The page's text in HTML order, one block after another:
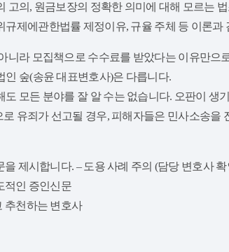
고의, 원금보장의 정확한 의미에 대해 모르는
규제에관한법률 제정이유, 규율 주체 등 이론
니라 모집책으로 수수료를 받았다는 이유만으
인 숲(송윤 대표변호사)은 다릅니다.
도 모든 분야를 잘 알 수는 없습니다. 오판이 생
유죄가 선고될 경우, 피해자들은 민사소송을
을 제시합니다. – 도용 사례 주의 (담당 변호사 확
적인 증인신문
추천하는 변호사